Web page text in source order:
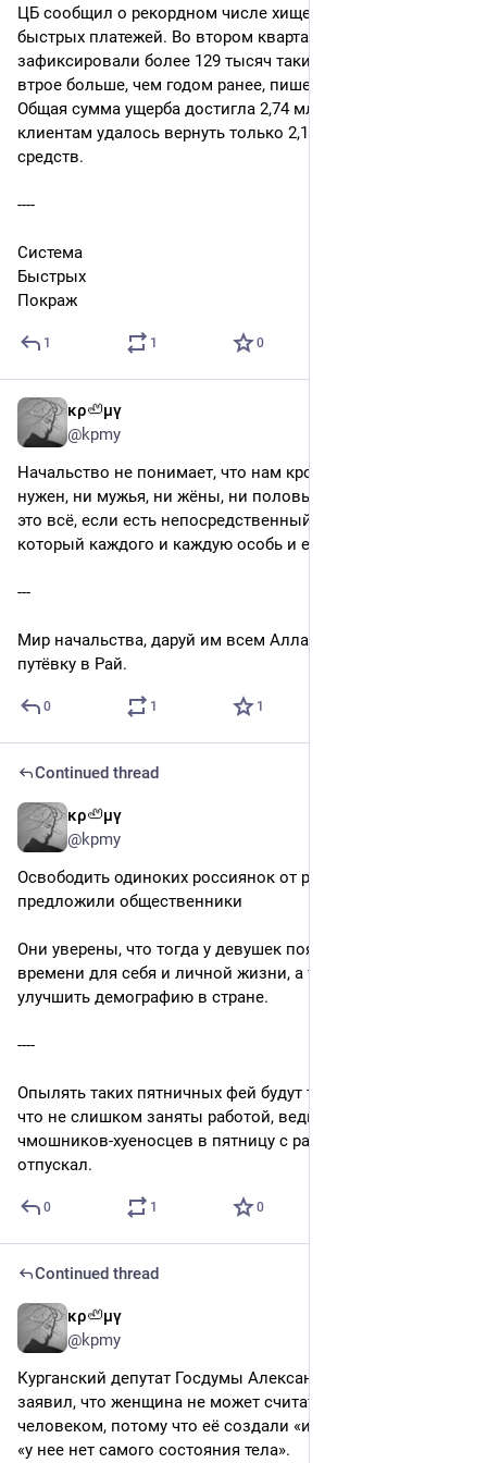
последний пункт.
ЦБ сообщил о рекордном числе хищений через Систему
быстрых платежей. Во втором квартале 2026 года банки
зафиксировали более 129 тысяч таких случаев, почти
втрое больше, чем годом ранее, пишет "Коммерсантъ".
Общая сумма ущерба достигла 2,74 млрд рублей, при этом
клиентам удалось вернуть только 2,1% похищенных
средств.
----
Система
Быстрых
Покраж
1 1 0
κρ🦥μγ
@kpmy
Начальство не понимает, что нам кроме него никто не
нужен, ни мужья, ни жёны, ни половые половины, зачем
это всё, если есть непосредственный руководитель,
который каждого и каждую особь и ебёт и кормит.
---
Мир начальства, даруй им всем Аллах немедленную
путёвку в Рай.
0 1 1
Continued thread
κρ🦥μγ
@kpmy
Освободить одиноких россиянок от работы по пятницам
предложили общественники
Они уверены, что тогда у девушек появится больше
времени для себя и личной жизни, а также это поможет
улучшить демографию в стране.
----
Опылять таких пятничных фей будут те сливки общества,
что не слишком заняты работой, ведь рядовых
чмошников-хуеносцев в пятницу с работы никто не
отпускал.
0 1 0
Continued thread
κρ🦥μγ
@kpmy
Курганский депутат Госдумы Александр Ильтяков
заявил, что женщина не может считаться полноценным
человеком, потому что её создали «из ребра мужчины» и
«у нее нет самого состояния тела».